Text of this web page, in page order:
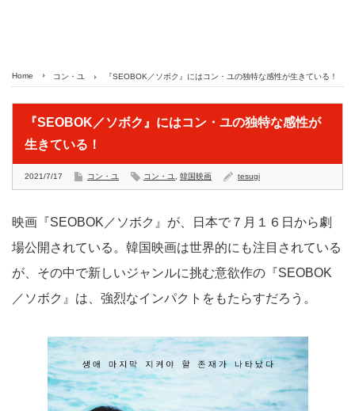
Home コン・ユ 『SEOBOK／ソボク』にはコン・ユの独特な感性が生きている！
『SEOBOK／ソボク』にはコン・ユの独特な感性が
生きている！
2021/7/17 コン・ユ コン・ユ 韓国映画 tesugi
映画『SEOBOK／ソボク』が、日本で７月１６日から劇
場公開されている。韓国映画は世界的にも注目されている
が、その中で新しいジャンルに挑む意欲作の『SEOBOK
／ソボク』は、強烈なインパクトをもたらすだろう。